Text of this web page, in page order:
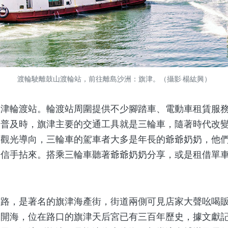
渡輪駛離鼓山渡輪站，前往離島沙洲：旗津。（攝影‧楊紘興）
渡站。輪渡站周圍提供不少腳踏車、電動車租賃服
及時，旗津主要的交通工具就是三輪車，隨著時代改
光導向，三輪車的駕車者大多是年長的爺爺奶奶，他
手拈來。搭乘三輪車聽著爺爺奶奶分享，或是租借單
是著名的旗津海產街，街道兩側可見店家大聲吆喝
海，位在路口的旗津天后宮已有三百年歷史，據文獻